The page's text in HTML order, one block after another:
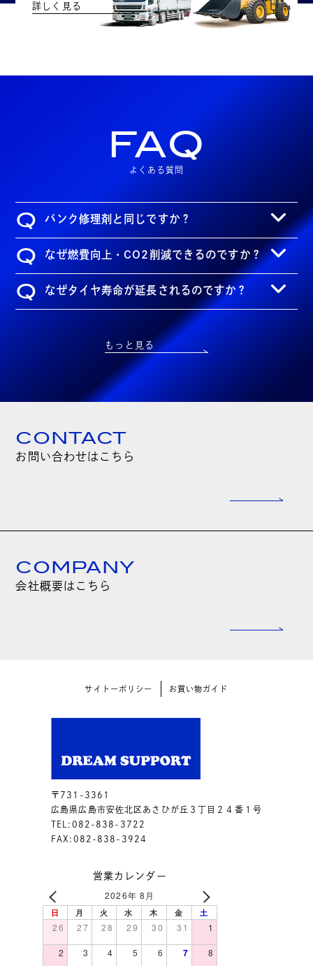
詳しく見る
FAQ
よくある質問
Q パンク修理剤と同じですか？
Q なぜ燃費向上・CO2削減できるのですか？
Q なぜタイヤ寿命が延長されるのですか？
もっと見る
CONTACT
お問い合わせはこちら
COMPANY
会社概要はこちら
サイトーポリシー お買い物ガイド
〒731-3361
広島県広島市安佐北区あさひが丘３丁目２４番１号
TEL:082-838-3722
FAX:082-838-3924
営業カレンダー
2026年 8月
日 月 火 水 木 金 土
26 27 28 29 30 31 1
2 3 4 5 6 7 8